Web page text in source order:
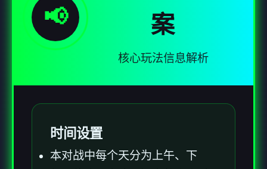
📢
案
核心玩法信息解析
时间设置
本对战中每个天分为上午、下